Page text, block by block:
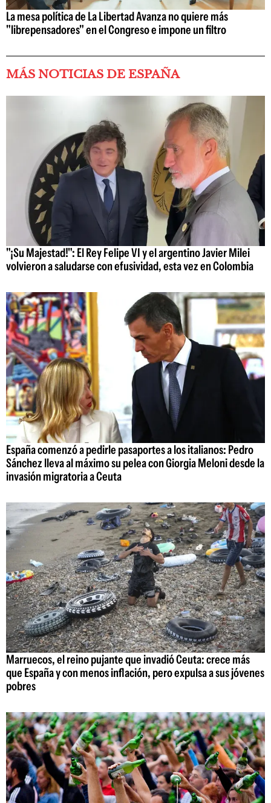
La mesa política de La Libertad Avanza no quiere más
"librepensadores" en el Congreso e impone un filtro
MÁS NOTICIAS DE ESPAÑA
"¡Su Majestad!": El Rey Felipe VI y el argentino Javier Milei
volvieron a saludarse con efusividad, esta vez en Colombia
España comenzó a pedirle pasaportes a los italianos: Pedro
Sánchez lleva al máximo su pelea con Giorgia Meloni desde la
invasión migratoria a Ceuta
Marruecos, el reino pujante que invadió Ceuta: crece más
que España y con menos inflación, pero expulsa a sus jóvenes
pobres